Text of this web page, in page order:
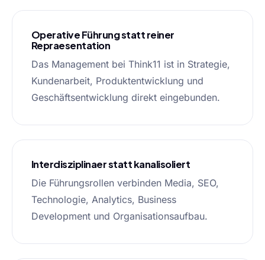
Operative Führung statt reiner
Repraesentation
Das Management bei Think11 ist in Strategie,
Kundenarbeit, Produktentwicklung und
Geschäftsentwicklung direkt eingebunden.
Interdisziplinaer statt kanalisoliert
Die Führungsrollen verbinden Media, SEO,
Technologie, Analytics, Business
Development und Organisationsaufbau.